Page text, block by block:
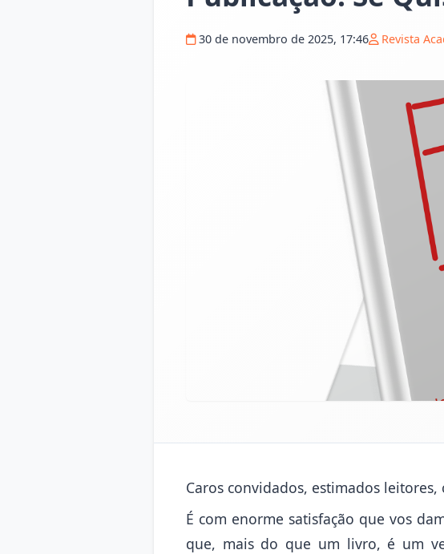
30 de novembro de 2025, 17:46 Revista
Caros convidados, estimados
É com enorme satisfação que vos
que, mais do que um livro, é um